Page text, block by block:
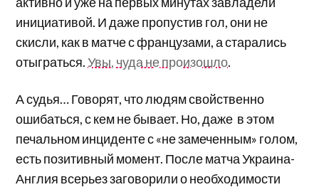
инициативой. И даже пропустив гол, они не
скисли, как в матче с французами, а старались
отыграться.Увы, чуда не произошло.
А судья… Говорят, что людям свойственно
ошибаться, с кем не бывает. Но, даже в этом
печальном инциденте с «не замеченным» голом,
есть позитивный момент. После матча Украина-
Англия всерьез заговорили о необходимости